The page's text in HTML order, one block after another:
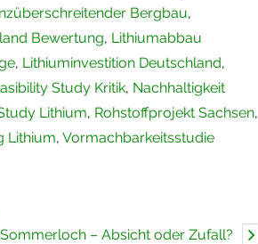
Bergbau,
Bewertung, Lithiumabbau
, Lithiuminvestition Deutschland,
Study Kritik, Nachhaltigkeit
Lithium, Rohstoffprojekt Sachsen,
Lithium, Vormachbarkeitsstudie
– Absicht oder Zufall?